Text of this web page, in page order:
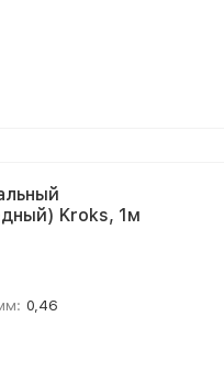
Kroks, 1м
0,46